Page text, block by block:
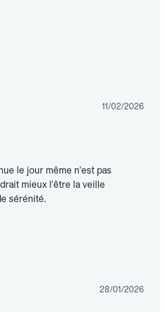
11/02/2026
le jour même n'est pas
mieux l'être la veille
sérénité.
28/01/2026